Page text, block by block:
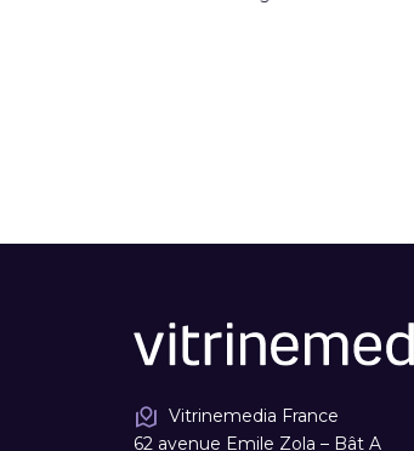
Vitrinemedia France
62 avenue Emile Zola – Bât A